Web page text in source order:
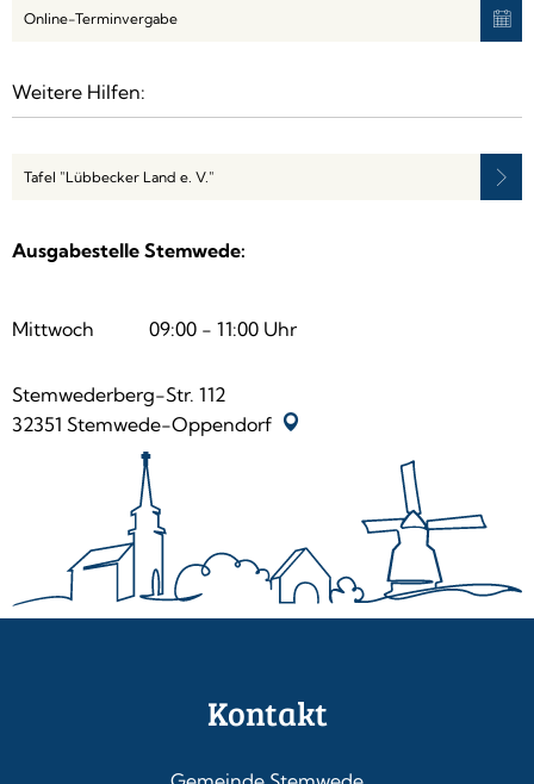
Online-Terminvergabe
Weitere Hilfen:
Tafel "Lübbecker Land e. V."
Ausgabestelle Stemwede:
Mittwoch 09:00 - 11:00 Uhr
Stemwederberg-Str. 112
32351 Stemwede-Oppendorf
Kontakt